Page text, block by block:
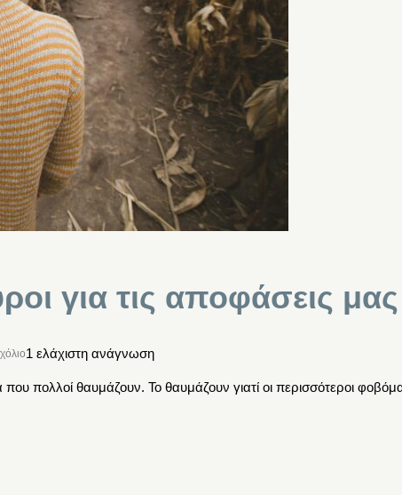
για τις αποφάσεις μας
1 ελάχιστη ανάγνωση
που πολλοί θαυμάζουν. Το θαυμάζουν γιατί οι περισσότεροι